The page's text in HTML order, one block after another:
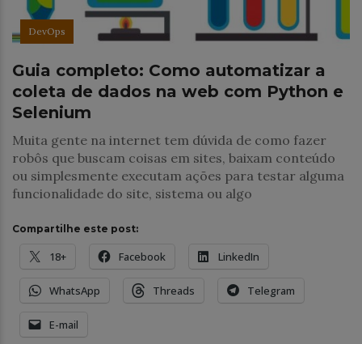
DevOps
Guia completo: Como automatizar a
coleta de dados na web com Python e
Selenium
Muita gente na internet tem dúvida de como fazer
robôs que buscam coisas em sites, baixam conteúdo
ou simplesmente executam ações para testar alguma
funcionalidade do site, sistema ou algo
Compartilhe este post:
18+ Facebook LinkedIn
WhatsApp Threads Telegram
E-mail